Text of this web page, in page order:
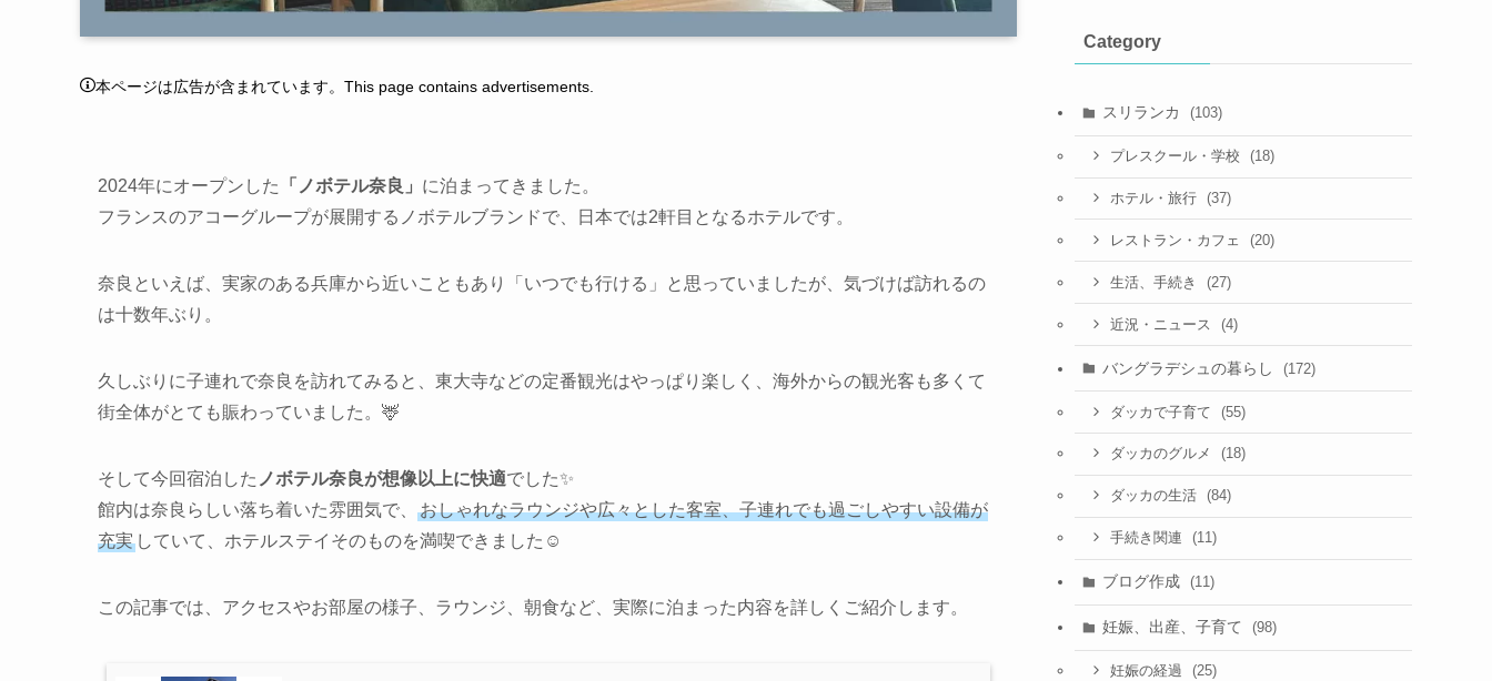
本ページは広告が含まれています。This page contains advertisements.
2024年にオープンした 「ノボテル奈良」 に泊まってきました。
フランスのアコーグループが展開するノボテルブランドで、日本では2軒目となるホテルです。
奈良といえば、実家のある兵庫から近いこともあり「いつでも行ける」と思っていましたが、気づけば訪れるの
は十数年ぶり。
久しぶりに子連れで奈良を訪れてみると、東大寺などの定番観光はやっぱり楽しく、海外からの観光客も多くて
街全体がとても賑わっていました。🦌
そして今回宿泊した ノボテル奈良が想像以上に快適でした✨
館内は奈良らしい落ち着いた雰囲気で、
おしゃれなラウンジや広々とした客室、子連れでも過ごしやすい設備が
充実 していて、ホテルステイそのものを満喫できました☺️
この記事では、アクセスやお部屋の様子、ラウンジ、朝食など、実際に泊まった内容を詳しくご紹介します。
Category
スリランカ (103)
プレスクール・学校 (18)
ホテル・旅行 (37)
レストラン・カフェ (20)
生活、手続き (27)
近況・ニュース (4)
バングラデシュの暮らし (172)
ダッカで子育て (55)
ダッカのグルメ (18)
ダッカの生活 (84)
手続き関連 (11)
ブログ作成 (11)
妊娠、出産、子育て (98)
妊娠の経過 (25)